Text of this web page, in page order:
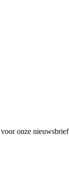
onze nieuwsbrief